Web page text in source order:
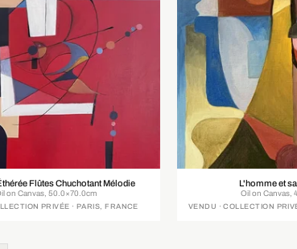
Flûtes Chuchotant Mélodie
on Canvas, 50.0×70.0cm
PRIVÉE · PARIS, FRANCE
L'homme et
Oil on Canvas,
VENDU · COLLECTION